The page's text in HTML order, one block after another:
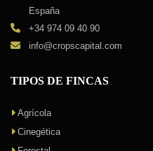
España
+34 974 09 40 90
info@cropscapital.com
TIPOS DE FINCAS
Agrícola
Cinegética